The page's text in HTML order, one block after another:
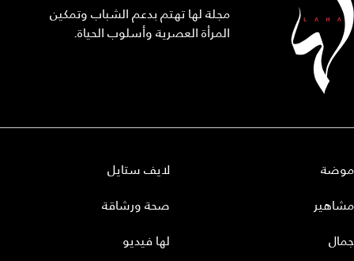
مجلة لها تهتم بدعم الشباب وتمكين
المرأة العصرية وأسلوب الحياة.
موضة
مشاهير
جمال
لايف ستايل
صحة ورشاقة
لها فيديو